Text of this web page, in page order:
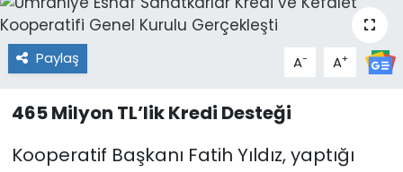
Paylaş A- A+
465 Milyon TL’lik Kredi Desteği
Kooperatif Başkanı Fatih Yıldız, yaptığı